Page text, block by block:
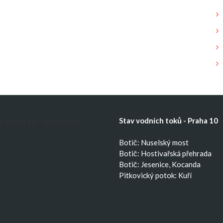
Stav vodních toků - Praha 10
Botič: Nuselský most
Botič: Hostivařská přehrada
Botič: Jesenice, Kocanda
Pitkovický potok: Kuří